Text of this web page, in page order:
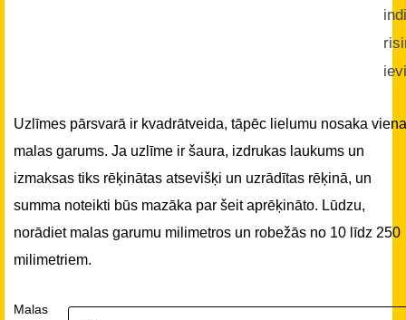
Uzlīmes pārsvarā ir kvadrātveida, tāpēc lielumu nosaka
malas garums. Ja uzlīme ir šaura, izdrukas laukums un
izmaksas tiks rēķinātas atsevišķi un uzrādītas rēķinā, un
summa noteikti būs mazāka par šeit aprēķināto. Lūdzu,
norādiet malas garumu milimetros un robežās no 10 līdz 250
milimetriem.
Malas